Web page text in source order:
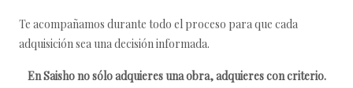
Te acompañamos durante todo el proceso para que cada
adquisición sea una decisión informada.
En Saisho no sólo adquieres una obra, adquieres con criterio.